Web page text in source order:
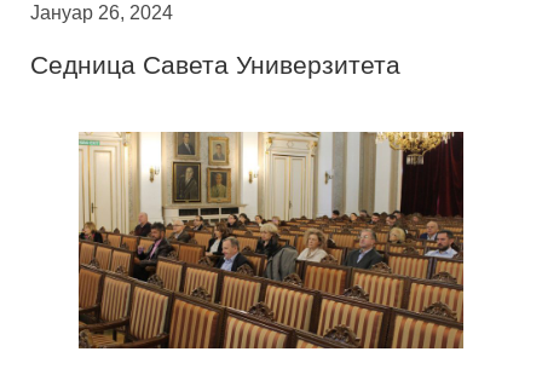
Јануар 26, 2024
Седница Савета Универзитета